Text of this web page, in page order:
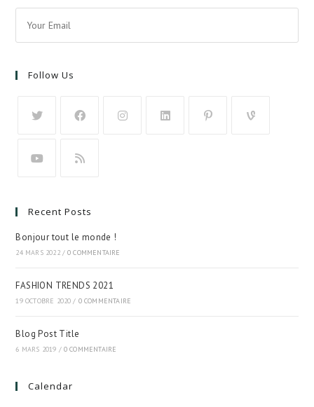
Follow Us
Recent Posts
Bonjour tout le monde !
24 MARS 2022 / 0 COMMENTAIRE
FASHION TRENDS 2021
19 OCTOBRE 2020 / 0 COMMENTAIRE
Blog Post Title
6 MARS 2019 / 0 COMMENTAIRE
Calendar